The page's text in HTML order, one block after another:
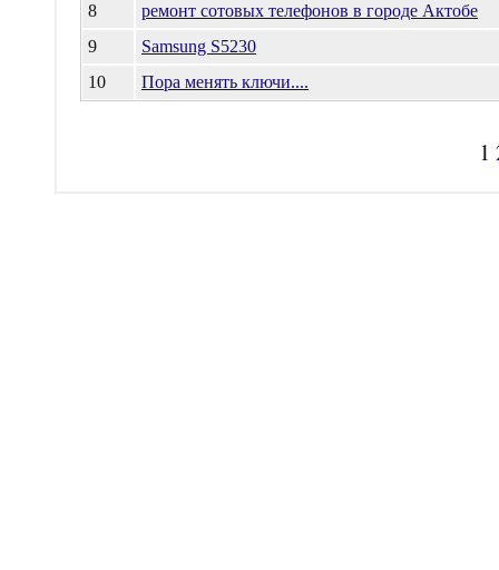
8
ремонт сотовых телефонов в городе Актобе
9
Samsung S5230
10
Пора менять ключи....
1